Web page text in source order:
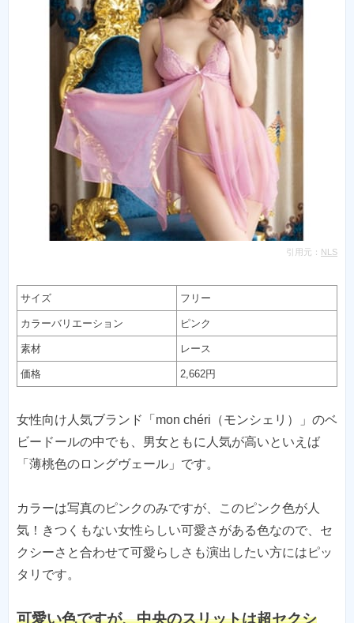
引用元： NLS
サイズ フリー
カラーバリエーション ピンク
素材 レース
価格 2,662円
女性向け人気ブランド「mon chéri（モンシェリ）」のベ
ビードールの中でも、男女ともに人気が高いといえば
「薄桃色のロングヴェール」です。
カラーは写真のピンクのみですが、このピンク色が人
気！きつくもない女性らしい可愛さがある色なので、セ
クシーさと合わせて可愛らしさも演出したい方にはピッ
タリです。
可愛い色ですが、中央のスリットは超セクシ